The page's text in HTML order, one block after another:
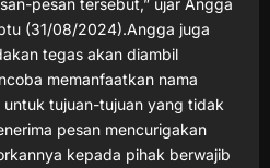
pesan tersebut,” ujar Angga
(31/08/2024).Angga juga
tegas akan diambil
memanfaatkan nama
untuk tujuan-tujuan yang tidak
pesan mencurigakan
kepada pihak berwajib